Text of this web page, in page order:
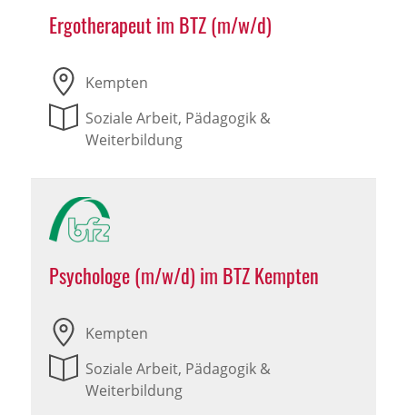
Ergotherapeut im BTZ (m/w/d)
Kempten
Soziale Arbeit, Pädagogik &
Weiterbildung
Psychologe (m/w/d) im BTZ Kempten
Kempten
Soziale Arbeit, Pädagogik &
Weiterbildung